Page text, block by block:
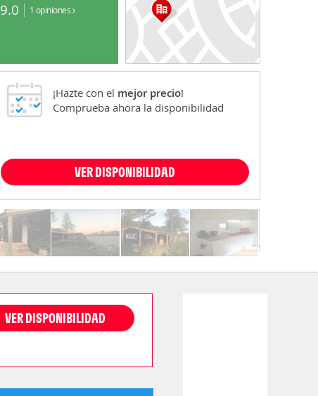
9.0 1 opiniones
¡Hazte con el mejor precio!
Comprueba ahora la disponibilidad
VER DISPONIBILIDAD
VER DISPONIBILIDAD